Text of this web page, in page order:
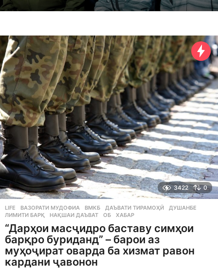
e
s
g
o
3422 0
LIFE ВАЗОРАТИ МУДОФИА ,ВМКБ ,ДАЪВАТИ ТИРАМОҲӢ ,ДУШАНБЕ
ЛИМИТИ БАРҚ
,НАҚШАИ ДАЪВАТ ,ОБ ,ХАБАР
“Дарҳои масҷидро баставу симҳои
барқро буриданд” – барои аз
муҳоҷират оварда ба хизмат равон
кардани ҷавонон